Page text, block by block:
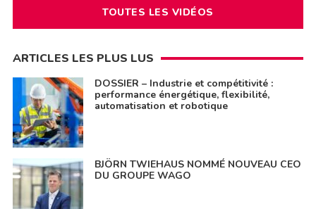
TOUTES LES VIDÉOS
ARTICLES LES PLUS LUS
DOSSIER – Industrie et compétitivité :
performance énergétique, flexibilité,
automatisation et robotique
BJÖRN TWIEHAUS NOMMÉ NOUVEAU CEO
DU GROUPE WAGO